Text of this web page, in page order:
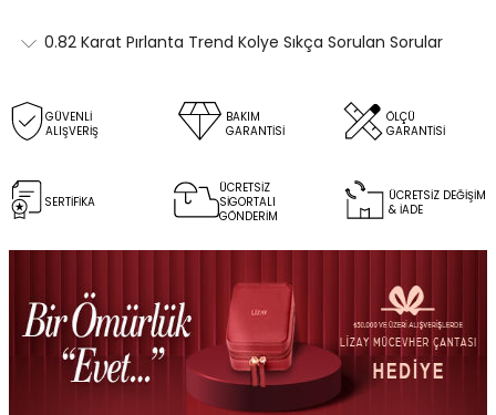
0.82 Karat Pırlanta Trend Kolye Sıkça Sorulan Sorular
GÜVENLİ
ALIŞVERİŞ
BAKIM
GARANTİSİ
ÖLÇÜ
GARANTİSİ
SERTİFİKA
ÜCRETSİZ
SİGORTALI
GÖNDERİM
ÜCRETSİZ DEĞİŞİM
& İADE